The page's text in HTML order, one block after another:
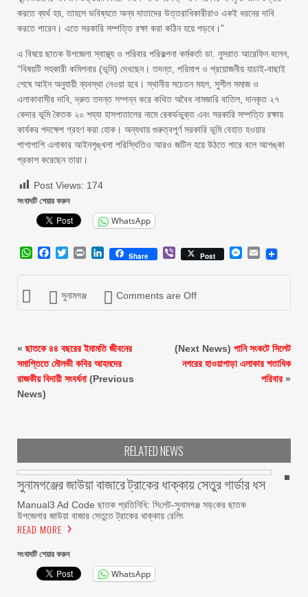
করতে ব্যর্থ হয়, তাহলে ভবিষ্যতে অন্য দাতাদের উত্তরাধিকারীরাও একই ধরনের দাবি
করতে পারেন। এতে সরকারি সম্পত্তি রক্ষা করা কঠিন হয়ে পড়বে।”
এ বিষয়ে ছাতক উপজেলা স্বাস্থ্য ও পরিবার পরিকল্পনা কর্মকর্তা ডা. নুসরাত আরেফিন বলেন,
“বিষয়টি সহকারী কমিশনার (ভূমি) দেখছেন। তদন্ত, পরিমাপ ও প্রয়োজনীয় যাচাই-বাছাই
শেষে আইন অনুযায়ী ব্যবস্থা নেওয়া হবে। স্থানীয় সচেতন মহল, সুশীল সমাজ ও
এলাকাবাসীর দাবি, দ্রুত তদন্ত সম্পন্ন করে কথিত অবৈধ নামজারি বাতিল, দানকৃত ২৭
কেদার ভূমি কৈতক ২০ শয্যা হাসপাতালের নামে রেকর্ডভুক্ত এবং সরকারি সম্পত্তি রক্ষায়
কার্যকর পদক্ষেপ গ্রহণ করা হোক। অন্যথায় গুরুত্বপূর্ণ সরকারি ভূমি বেহাত হওয়ার
পাশাপাশি এলাকার আইনশৃঙ্খলা পরিস্থিতিও আরও জটিল হয়ে উঠতে পারে বলে আশঙ্কা
প্রকাশ করেছেন তারা।
Post Views: 174
সংবাদটি শেয়ার করুন
WhatsApp
WhatsApp
Facebook
Twitter
Print LinkedIn
Share ViberPost Messenger
Email
সুনামগঞ্জ Comments are Off
« ছাতকে ৪৪ বছরের ইমামতি জীবনের
সমাপ্তিতে মৌলভী কবির আহমদের
রাজকীয় বিদায়ী সংবর্ধনা(Previous
News)
(Next News) পানি সংকটে সিলেট
নগরের হাওয়াপাড়া এলাকার শতাধিক
পরিবার»
RELATED NEWS
সুনামগঞ্জের জাউয়া বাজারে ট্রাকের ধাক্কায় সেতুর গার্ডার ধস
Manual3 Ad Code ছাতক প্রতিনিধি: সি‌লেট-সুনামগঞ্জ সড়‌কের ছাতক
উপজেলার জাউয়া বাজার সেতুতে ট্রাকের ধাক্কায় রেলিং
READ MORE
সংবাদটি শেয়ার করুন
WhatsApp